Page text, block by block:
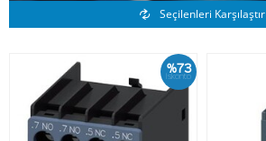
Benzer Ürünler
Seçilenleri Karşılaştır
%73
İskonto